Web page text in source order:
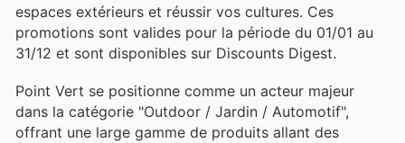
espaces extérieurs et réussir vos cultures. Ces
promotions sont valides pour la période du 01/01 au
31/12 et sont disponibles sur Discounts Digest.
Point Vert se positionne comme un acteur majeur
dans la catégorie "Outdoor / Jardin / Automotif",
offrant une large gamme de produits allant des